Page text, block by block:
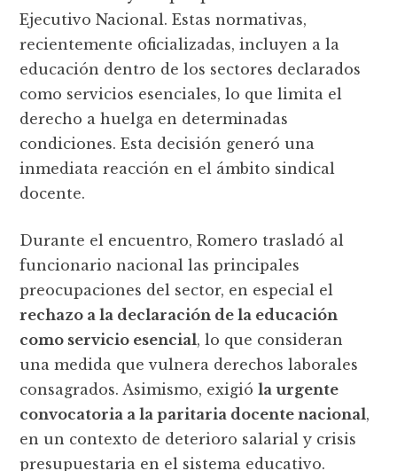
Ejecutivo Nacional. Estas normativas,
recientemente oficializadas, incluyen a la
educación dentro de los sectores declarados
como servicios esenciales, lo que limita el
derecho a huelga en determinadas
condiciones. Esta decisión generó una
inmediata reacción en el ámbito sindical
docente.
Durante el encuentro, Romero trasladó al
funcionario nacional las principales
preocupaciones del sector, en especial el
rechazo a la declaración de la educación
como servicio esencial, lo que consideran
una medida que vulnera derechos laborales
consagrados. Asimismo, exigióla urgente
convocatoria a la paritaria docente nacional,
en un contexto de deterioro salarial y crisis
presupuestaria en el sistema educativo.